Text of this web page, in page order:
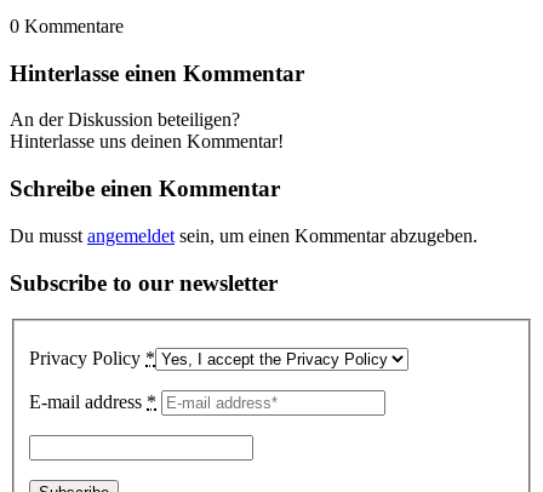
0 Kommentare
Hinterlasse einen Kommentar
An der Diskussion beteiligen?
Hinterlasse uns deinen Kommentar!
Schreibe einen Kommentar
Du musst angemeldet sein, um einen Kommentar abzugeben.
Subscribe to our newsletter
Privacy Policy *
E-mail address *